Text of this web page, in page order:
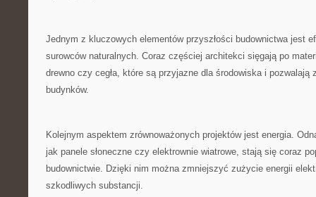
Jednym ⁢z‌ kluczowych elementów przyszłości budownictwa jest
surowców naturalnych. Coraz częściej architekci sięgają po
drewno czy cegła, które są przyjazne⁤ dla środowiska⁣ i pozwalają
budynków.
Kolejnym aspektem zrównoważonych projektów jest energia.
jak panele ​słoneczne czy elektrownie wiatrowe, ‌stają się coraz
budownictwie.​ Dzięki⁢ nim można zmniejszyć zużycie energii
szkodliwych⁢ substancji.